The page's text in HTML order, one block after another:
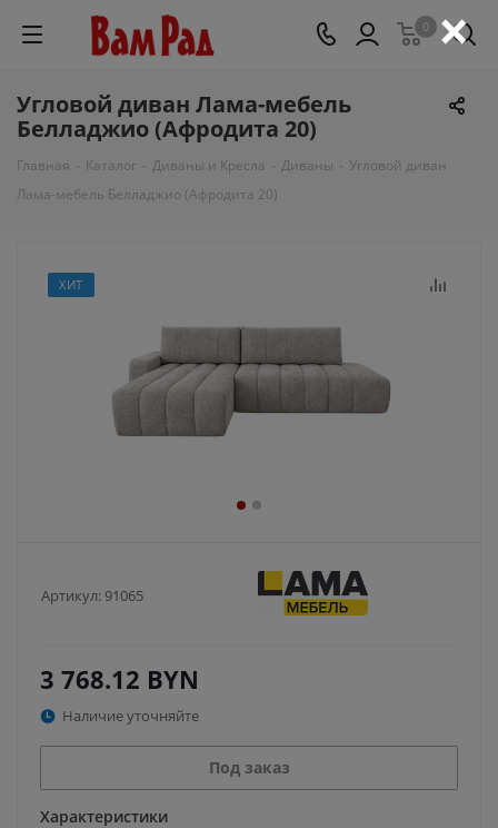
0
Угловой диван Лама-мебель
Белладжио (Афродита 20)
Главная - Каталог - Диваны и Кресла - Диваны - Угловой диван
Лама-мебель Белладжио (Афродита 20)
ХИТ
Артикул: 91065
3 768.12 BYN
Наличие уточняйте
Под заказ
Характеристики
×